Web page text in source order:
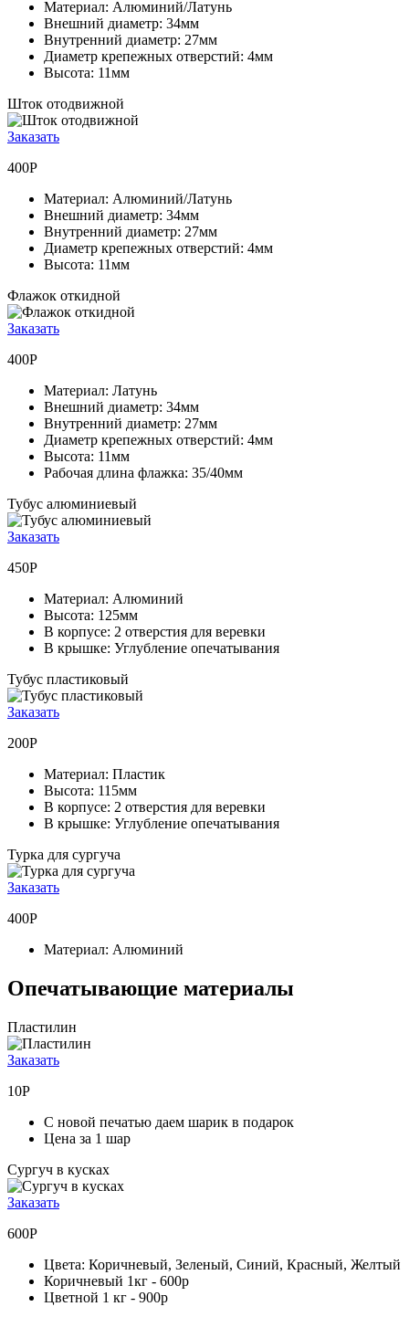
Материал: Алюминий/Латунь
Внешний диаметр: 34мм
Внутренний диаметр: 27мм
Диаметр крепежных отверстий: 4мм
Высота: 11мм
Шток отодвижной
Заказать
400Р
Материал: Алюминий/Латунь
Внешний диаметр: 34мм
Внутренний диаметр: 27мм
Диаметр крепежных отверстий: 4мм
Высота: 11мм
Флажок откидной
Заказать
400Р
Материал: Латунь
Внешний диаметр: 34мм
Внутренний диаметр: 27мм
Диаметр крепежных отверстий: 4мм
Высота: 11мм
Рабочая длина флажка: 35/40мм
Тубус алюминиевый
Заказать
450Р
Материал: Алюминий
Высота: 125мм
В корпусе: 2 отверстия для веревки
В крышке: Углубление опечатывания
Тубус пластиковый
Заказать
200Р
Материал: Пластик
Высота: 115мм
В корпусе: 2 отверстия для веревки
В крышке: Углубление опечатывания
Турка для сургуча
Заказать
400Р
Материал: Алюминий
Опечатывающие материалы
Пластилин
Заказать
10Р
С новой печатью даем шарик в подарок
Цена за 1 шар
Сургуч в кусках
Заказать
600Р
Цвета: Коричневый, Зеленый, Синий, Красный, Желтый
Коричневый 1кг - 600р
Цветной 1 кг - 900р